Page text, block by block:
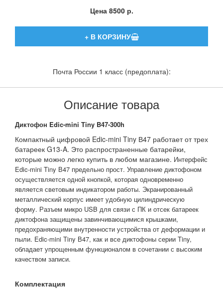
Цена 8500 р.
Почта России 1 класс (предоплата):
Описание товара
Диктофон Edic-mini Tiny B47-300h
Компактный цифровой Edic-mini Tiny В47 работает от трех
батареек G13-A. Это распространенные батарейки,
которые можно легко купить в любом магазине. Интерфейс
Edic-mini Tiny В47 предельно прост. Управление диктофоном
осуществляется одной кнопкой, которая одновременно
является световым индикатором работы. Экранированный
металлический корпус имеет удобную цилиндрическую
форму. Разъем микро USB для связи с ПК и отсек батареек
диктофона защищены завинчивающимися крышками,
предохраняющими внутренности устройства от деформации и
пыли. Edic-mini Tiny В47, как и все диктофоны серии Tiny,
обладает упрощенным функционалом в сочетании с высоким
качеством записи.
Комплектация